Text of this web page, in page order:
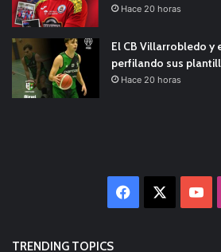
Hace 20 horas
El CB Villarrobledo y
perfilando sus
Hace 20 horas
Facebook
TRENDING TOPICS